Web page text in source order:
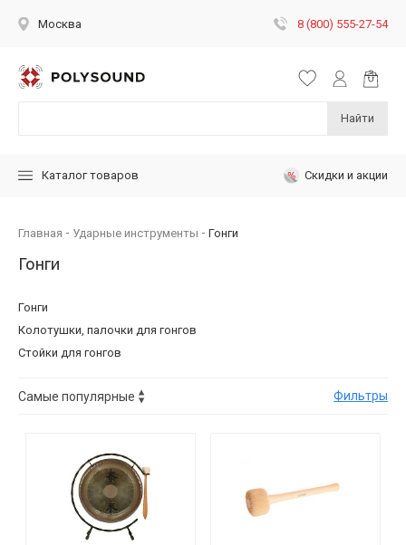
Москва 8 (800) 555-27-54
Найти
Каталог товаров Скидки и акции
Главная Ударные инструменты Гонги
Гонги
Гонги
Колотушки, палочки для гонгов
Стойки для гонгов
Фильтры